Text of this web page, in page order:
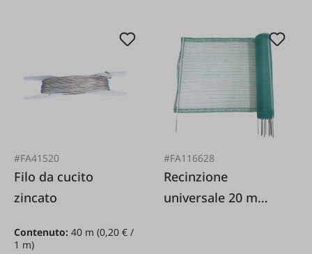
#FA41520
Filo da cucito
zincato
Contenuto: 40 m (0,20 € /
1 m)
#FA116628
Recinzione
universale 20 m